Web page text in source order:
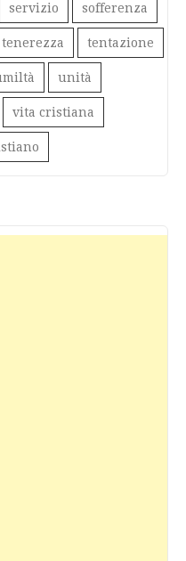
servizio sofferenza
tenerezza tentazione
unità
vita cristiana